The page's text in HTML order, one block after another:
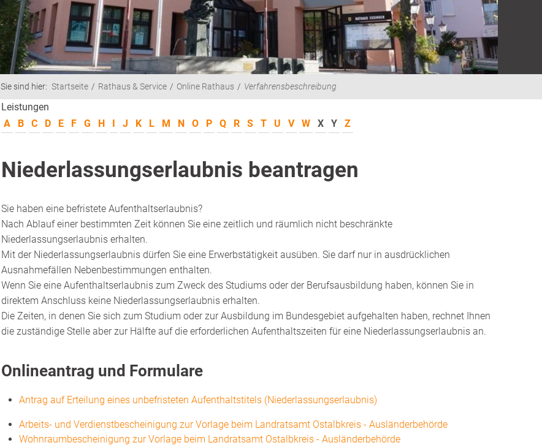
Sie sind hier: Startseite Rathaus & Service Online Rathaus Verfahrensbeschreibung
Leistungen
A
B C D E F G H I J K L M N O P Q R S T U V W X Y Z
Niederlassungserlaubnis beantragen
Sie haben eine befristete Aufenthaltserlaubnis?
Nach Ablauf einer bestimmten Zeit können Sie eine zeitlich und räumlich nicht beschränkte
Niederlassungserlaubnis erhalten.
Mit der Niederlassungserlaubnis dürfen Sie eine Erwerbstätigkeit ausüben. Sie darf nur in ausdrücklichen
Ausnahmefällen Nebenbestimmungen enthalten.
Wenn Sie eine Aufenthaltserlaubnis zum Zweck des Studiums oder der Berufsausbildung haben, können Sie in
direktem Anschluss keine Niederlassungserlaubnis erhalten.
Die Zeiten, in denen Sie sich zum Studium oder zur Ausbildung im Bundesgebiet aufgehalten haben, rechnet Ihnen
die zuständige Stelle aber zur Hälfte auf die erforderlichen Aufenthaltszeiten für eine Niederlassungserlaubnis an.
Onlineantrag und Formulare
Antrag auf Erteilung eines unbefristeten Aufenthaltstitels (Niederlassungserlaubnis)
Arbeits- und Verdienstbescheinigung zur Vorlage beim Landratsamt Ostalbkreis - Ausländerbehörde
Wohnraumbescheinigung zur Vorlage beim Landratsamt Ostalbkreis - Ausländerbehörde